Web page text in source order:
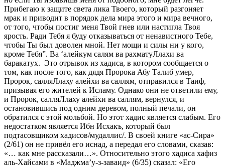
Прибегаю к защите света лика Твоего, который разгоняет
мрак и приводит в порядок дела мира этого и мира вечного,
от того, чтобы постиг меня Твой гнев или настигла Твоя
ярость. Ради Тебя я буду отказываться от ненавистного Тебе,
чтобы Ты был доволен мной. Нет мощи и силы ни у кого,
кроме Тебя”. Ва ‘алейкум салям ва рахматуЛлахи ва
баракатух. Это отрывок из хадиса, в котором сообщается о
том, как после того, как дядя Пророка Абу Талиб умер,
Пророк, салляЛлаху алейхи ва саллям, отправился в Таиф,
призывая его жителей к Исламу. Однако они не ответили ему,
и Пророк, салляЛлаху алейхи ва саллям, вернулся, и
остановившись под одним деревом, полный печали, он
обратился с этой мольбой. Но этот хадис является слабым. Его
недостатком является Ибн Исхакъ, который был
подтасовщиком хадисов/мудаллис/. В своей книге «ас-Сира»
(2/61) он не привёл его иснад, а передал его словами, сказав:
«… как мне рассказали…». Относительно этого хадиса хафиз
аль-Хайсами в «Маджма’у-з-заваид» (6/35) сказал: «Его